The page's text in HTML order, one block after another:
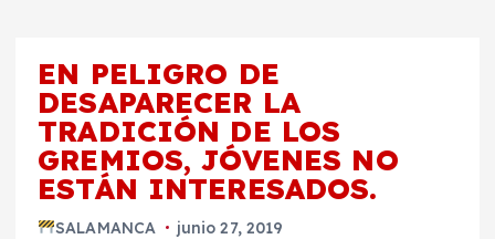
EN PELIGRO DE
DESAPARECER LA
TRADICIÓN DE LOS
GREMIOS, JÓVENES NO
ESTÁN INTERESADOS.
SALAMANCA junio 27, 2019